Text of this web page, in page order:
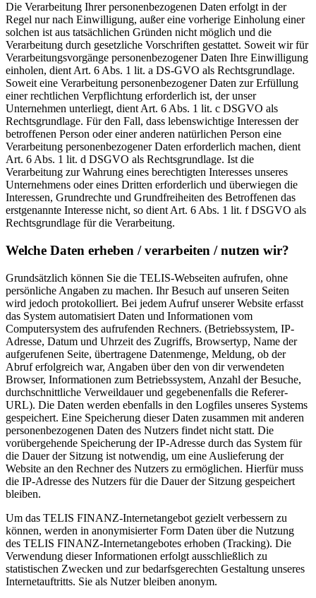
Die Verarbeitung Ihrer personenbezogenen Daten erfolgt in der
Regel nur nach Einwilligung, außer eine vorherige Einholung einer
solchen ist aus tatsächlichen Gründen nicht möglich und die
Verarbeitung durch gesetzliche Vorschriften gestattet. Soweit wir für
Verarbeitungsvorgänge personenbezogener Daten Ihre Einwilligung
einholen, dient Art. 6 Abs. 1 lit. a DS-GVO als Rechtsgrundlage.
Soweit eine Verarbeitung personenbezogener Daten zur Erfüllung
einer rechtlichen Verpflichtung erforderlich ist, der unser
Unternehmen unterliegt, dient Art. 6 Abs. 1 lit. c DSGVO als
Rechtsgrundlage. Für den Fall, dass lebenswichtige Interessen der
betroffenen Person oder einer anderen natürlichen Person eine
Verarbeitung personenbezogener Daten erforderlich machen, dient
Art. 6 Abs. 1 lit. d DSGVO als Rechtsgrundlage. Ist die
Verarbeitung zur Wahrung eines berechtigten Interesses unseres
Unternehmens oder eines Dritten erforderlich und überwiegen die
Interessen, Grundrechte und Grundfreiheiten des Betroffenen das
erstgenannte Interesse nicht, so dient Art. 6 Abs. 1 lit. f DSGVO als
Rechtsgrundlage für die Verarbeitung.
Welche Daten erheben / verarbeiten / nutzen wir?
Grundsätzlich können Sie die TELIS-Webseiten aufrufen, ohne
persönliche Angaben zu machen. Ihr Besuch auf unseren Seiten
wird jedoch protokolliert. Bei jedem Aufruf unserer Website erfasst
das System automatisiert Daten und Informationen vom
Computersystem des aufrufenden Rechners. (Betriebssystem, IP-
Adresse, Datum und Uhrzeit des Zugriffs, Browsertyp, Name der
aufgerufenen Seite, übertragene Datenmenge, Meldung, ob der
Abruf erfolgreich war, Angaben über den von dir verwendeten
Browser, Informationen zum Betriebssystem, Anzahl der Besuche,
durchschnittliche Verweildauer und gegebenenfalls die Referer-
URL). Die Daten werden ebenfalls in den Logfiles unseres Systems
gespeichert. Eine Speicherung dieser Daten zusammen mit anderen
personenbezogenen Daten des Nutzers findet nicht statt. Die
vorübergehende Speicherung der IP-Adresse durch das System für
die Dauer der Sitzung ist notwendig, um eine Auslieferung der
Website an den Rechner des Nutzers zu ermöglichen. Hierfür muss
die IP-Adresse des Nutzers für die Dauer der Sitzung gespeichert
bleiben.
Um das TELIS FINANZ-Internetangebot gezielt verbessern zu
können, werden in anonymisierter Form Daten über die Nutzung
des TELIS FINANZ-Internetangebotes erhoben (Tracking). Die
Verwendung dieser Informationen erfolgt ausschließlich zu
statistischen Zwecken und zur bedarfsgerechten Gestaltung unseres
Internetauftritts. Sie als Nutzer bleiben anonym.